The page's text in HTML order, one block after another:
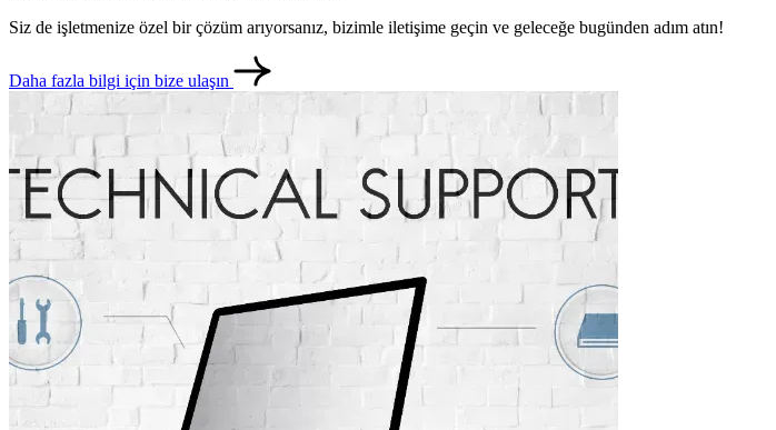
Siz de işletmenize özel bir çözüm arıyorsanız, bizimle iletişime geçin ve geleceğe bugünden adım atın!
Daha fazla bilgi için bize ulaşın